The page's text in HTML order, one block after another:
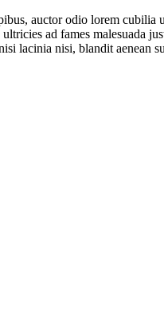
auctor odio lorem
ad fames malesuada
lacinia nisi, blandit